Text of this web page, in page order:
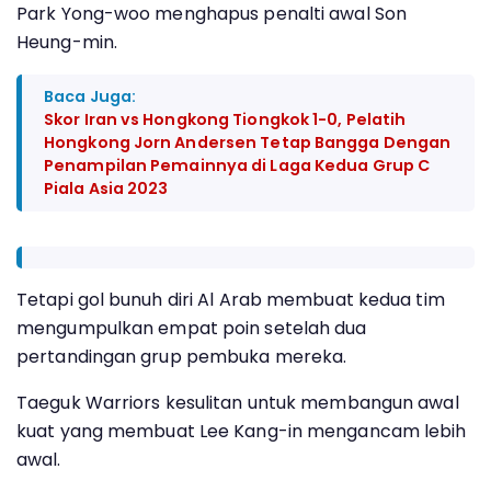
Park Yong-woo menghapus penalti awal Son
Heung-min.
Baca Juga:
Skor Iran vs Hongkong Tiongkok 1-0, Pelatih
Hongkong Jorn Andersen Tetap Bangga Dengan
Penampilan Pemainnya di Laga Kedua Grup C
Piala Asia 2023
Tetapi gol bunuh diri Al Arab membuat kedua tim
mengumpulkan empat poin setelah dua
pertandingan grup pembuka mereka.
Taeguk Warriors kesulitan untuk membangun awal
kuat yang membuat Lee Kang-in mengancam lebih
awal.